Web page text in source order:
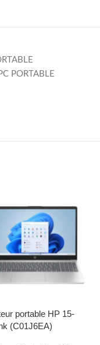
PORTABLE
portable HP 15-
(C01J6EA)